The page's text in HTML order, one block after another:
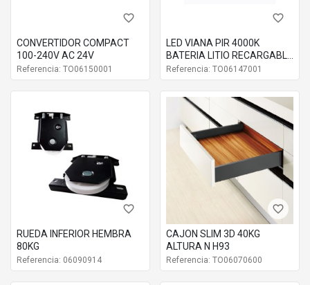
favorite_border
CONVERTIDOR COMPACT
100-240V AC 24V
Referencia: TO06150001
favorite_border
LED VIANA PIR 4000K
BATERIA LITIO RECARGABLE
ALUMINIO MATE
Referencia: TO06147001
favorite_border
RUEDA INFERIOR HEMBRA
80KG
Referencia: 06090914
favorite_border
CAJON SLIM 3D 40KG
ALTURA N H93
Referencia: TO06070600